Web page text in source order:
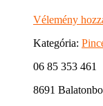
Vélemény
Kategória:
06 85 353 461
8691